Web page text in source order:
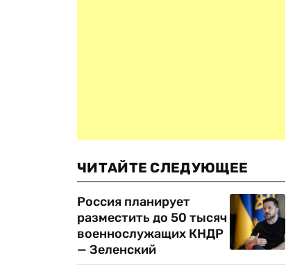
ЧИТАЙТЕ СЛЕДУЮЩЕЕ
Россия планирует
разместить до 50 тысяч
военнослужащих КНДР
— Зеленский